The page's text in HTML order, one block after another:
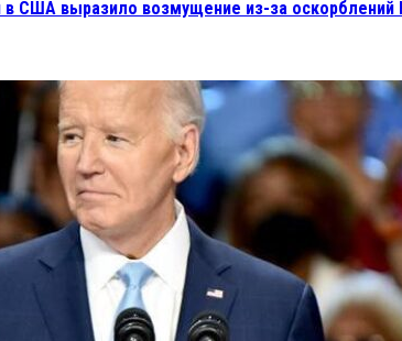
в США выразило возмущение из-за оскорблений